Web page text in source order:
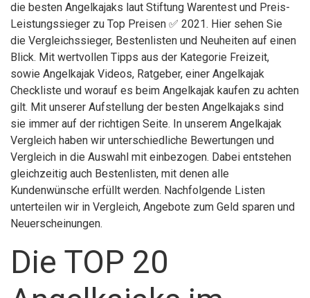
die besten Angelkajaks laut Stiftung Warentest und Preis-
Leistungssieger zu Top Preisen ✅ 2021. Hier sehen Sie
die Vergleichssieger, Bestenlisten und Neuheiten auf einen
Blick. Mit wertvollen Tipps aus der Kategorie Freizeit,
sowie Angelkajak Videos, Ratgeber, einer Angelkajak
Checkliste und worauf es beim Angelkajak kaufen zu achten
gilt. Mit unserer Aufstellung der besten Angelkajaks sind
sie immer auf der richtigen Seite. In unserem Angelkajak
Vergleich haben wir unterschiedliche Bewertungen und
Vergleich in die Auswahl mit einbezogen. Dabei entstehen
gleichzeitig auch Bestenlisten, mit denen alle
Kundenwünsche erfüllt werden. Nachfolgende Listen
unterteilen wir in Vergleich, Angebote zum Geld sparen und
Neuerscheinungen.
Die TOP 20